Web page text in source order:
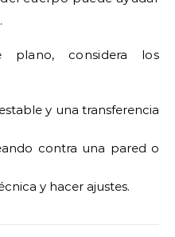
plano, considera los
y una transferencia
contra una pared o
y hacer ajustes.